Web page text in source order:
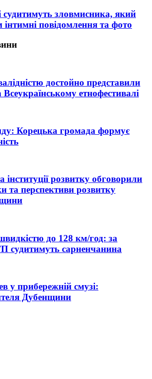
зловмисника, який
інтимні повідомлення та фото
достойно представили
етнофестивалі
Корецька громада формує
інституції розвитку обговорили
та перспективи розвитку
до 128 км/год: за
судитимуть сарненчанина
у прибережній смузі:
Дубенщини